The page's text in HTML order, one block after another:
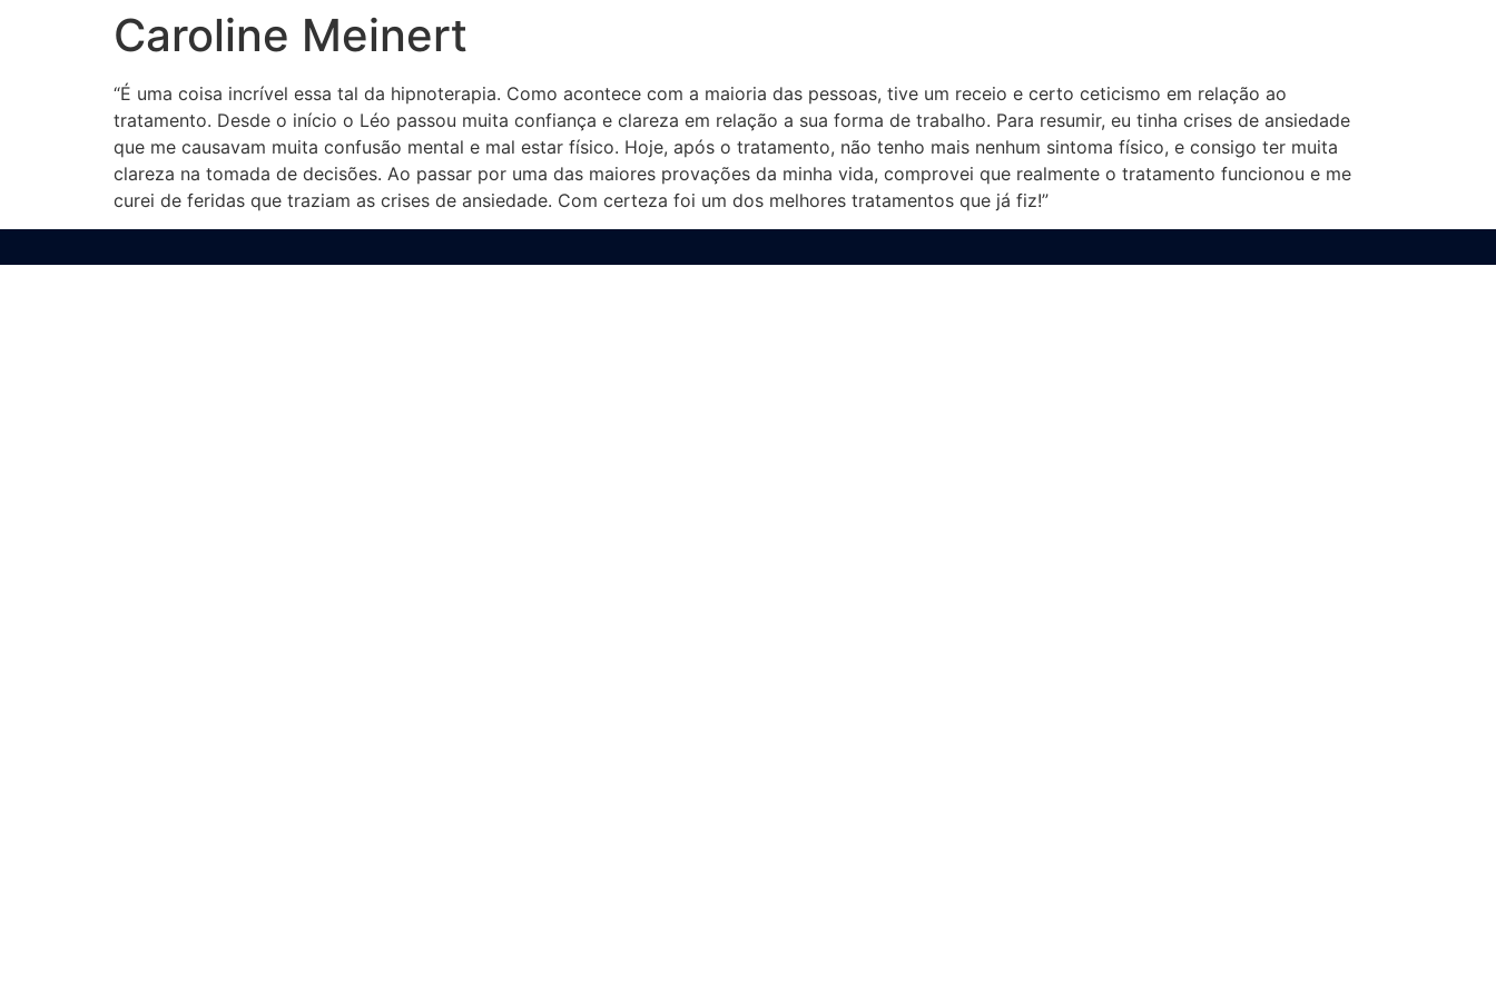
Caroline Meinert
“É uma coisa incrível essa tal da hipnoterapia. Como acontece com a maioria das pessoas, tive um receio e certo ceticismo em relação ao
tratamento. Desde o início o Léo passou muita confiança e clareza em relação a sua forma de trabalho. Para resumir, eu tinha crises de ansiedade
que me causavam muita confusão mental e mal estar físico. Hoje, após o tratamento, não tenho mais nenhum sintoma físico, e consigo ter muita
clareza na tomada de decisões. Ao passar por uma das maiores provações da minha vida, comprovei que realmente o tratamento funcionou e me
curei de feridas que traziam as crises de ansiedade. Com certeza foi um dos melhores tratamentos que já fiz!”